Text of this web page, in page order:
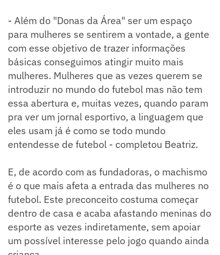
- Além do "Donas da Área" ser um espaço
para mulheres se sentirem a vontade, a gente
com esse objetivo de trazer informações
básicas conseguimos atingir muito mais
mulheres. Mulheres que as vezes querem se
introduzir no mundo do futebol mas não tem
essa abertura e, muitas vezes, quando param
pra ver um jornal esportivo, a linguagem que
eles usam já é como se todo mundo
entendesse de futebol - completou Beatriz.
E, de acordo com as fundadoras, o machismo
é o que mais afeta a entrada das mulheres no
futebol. Este preconceito costuma começar
dentro de casa e acaba afastando meninas do
esporte as vezes indiretamente, sem apoiar
um possível interesse pelo jogo quando ainda